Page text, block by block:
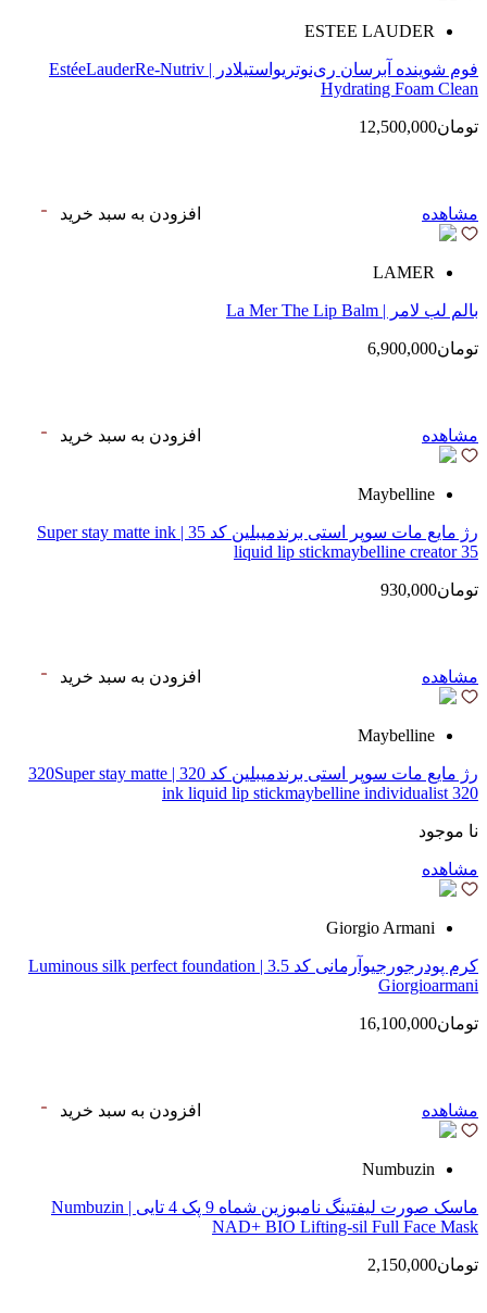
ESTEE LAUDER
فوم شوینده آبرسان ری‌نوتریواستیلادر | EstéeLauderRe-Nutriv
Hydrating Foam Clean
تومان12,500,000
مشاهده افزودن به سبد خرید
LAMER
بالم لب لامر | La Mer The Lip Balm
تومان6,900,000
مشاهده افزودن به سبد خرید
Maybelline
رژ مایع مات سوپر استی‌ برندمیبلین کد 35 | Super stay matte ink
liquid lip stickmaybelline creator 35
تومان930,000
مشاهده افزودن به سبد خرید
Maybelline
رژ مایع مات سوپر استی‌ برندمیبلین کد 320 | 320Super stay matte
ink liquid lip stickmaybelline individualist 320
نا موجود
مشاهده
Giorgio Armani
کرم پودرجورجیوآرمانی کد 3.5 | Luminous silk perfect foundation
Giorgioarmani
تومان16,100,000
مشاهده افزودن به سبد خرید
Numbuzin
ماسک صورت لیفتینگ نامبوزین شماه 9 پک 4 تایی | Numbuzin
NAD+ BIO Lifting-sil Full Face Mask
تومان2,150,000